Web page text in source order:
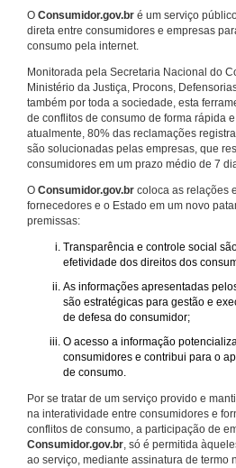
O Consumidor.gov.br é um serviço
direta entre consumidores e empresas
consumo pela internet.
Monitorada pela Secretaria Nacional do
Ministério da Justiça, Procons,
também por toda a sociedade, esta
de conflitos de consumo de forma rápida
atualmente, 80% das reclamações
são solucionadas pelas empresas, que
consumidores em um prazo médio de 7
O Consumidor.gov.br coloca as relações
fornecedores e o Estado em um novo
premissas:
Transparência e controle social
efetividade dos direitos dos
As informações apresentadas
são estratégicas para gestão e
de defesa do consumidor;
O acesso a informação
consumidores e contribui para o
de consumo.
Por se tratar de um serviço provido e
na interatividade entre consumidores e
conflitos de consumo, a participação de
Consumidor.gov.br, só é permitida
ao serviço, mediante assinatura de termo